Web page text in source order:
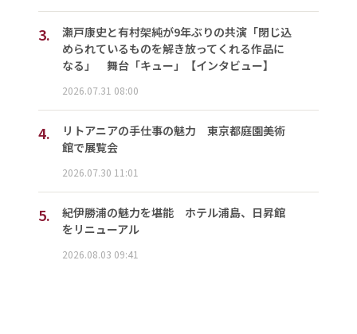
3.
瀬戸康史と有村架純が9年ぶりの共演「閉じ込
められているものを解き放ってくれる作品に
なる」 舞台「キュー」【インタビュー】
2026.07.31 08:00
4.
リトアニアの手仕事の魅力 東京都庭園美術
館で展覧会
2026.07.30 11:01
5.
紀伊勝浦の魅力を堪能 ホテル浦島、日昇館
をリニューアル
2026.08.03 09:41